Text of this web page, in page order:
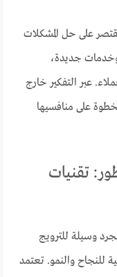
على حل المشكلات
جديدة،
عبر التفكير خارج
على منافسيها
تقنيات
وسيلة للترويج
للنجاح والنمو. تعتمد